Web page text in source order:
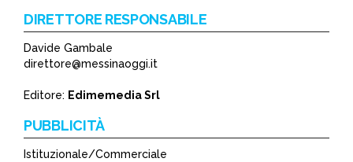
DIRETTORE RESPONSABILE
Davide Gambale
direttore@messinaoggi.it
Editore: Edimemedia Srl
PUBBLICITÀ
Istituzionale/Commerciale